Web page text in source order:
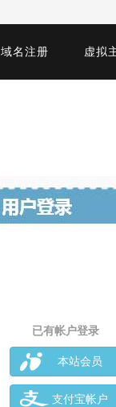
域名注册 虚拟
已有帐户登录
本站会员
支付宝帐户